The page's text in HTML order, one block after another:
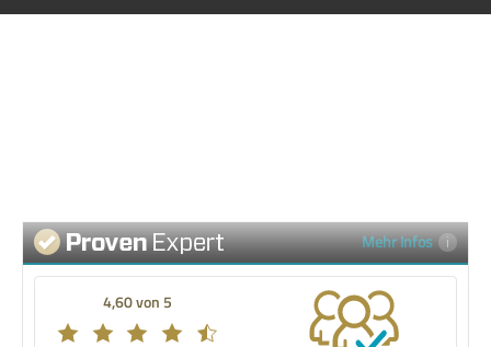
erhalten Sie eine langlebige Lösung für Ihre
Mehr Infos
4,60 von 5